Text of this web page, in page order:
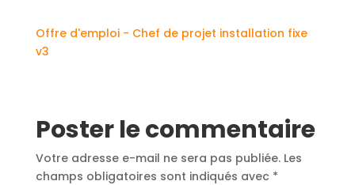
Offre d'emploi - Chef de projet installation fixe
v3
Poster le commentaire
Votre adresse e-mail ne sera pas publiée. Les
champs obligatoires sont indiqués avec *